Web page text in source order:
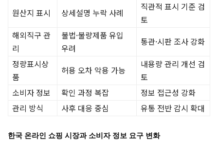
원산지 표시
상세설명 누락 사례
직관적 표시 기준 검
토
해외직구 관
리
불법·불량제품 유입
우려
통관·시판 조사 강화
정량표시상
품
허용 오차 악용 가능
내용량 관리 개선 검
토
소비자 정보
확인 과정 복잡
정보 접근성 강화
관리 방식
사후 대응 중심 유통 전반 감시 확대
한국 온라인 쇼핑 시장과 소비자 정보 요구 변화